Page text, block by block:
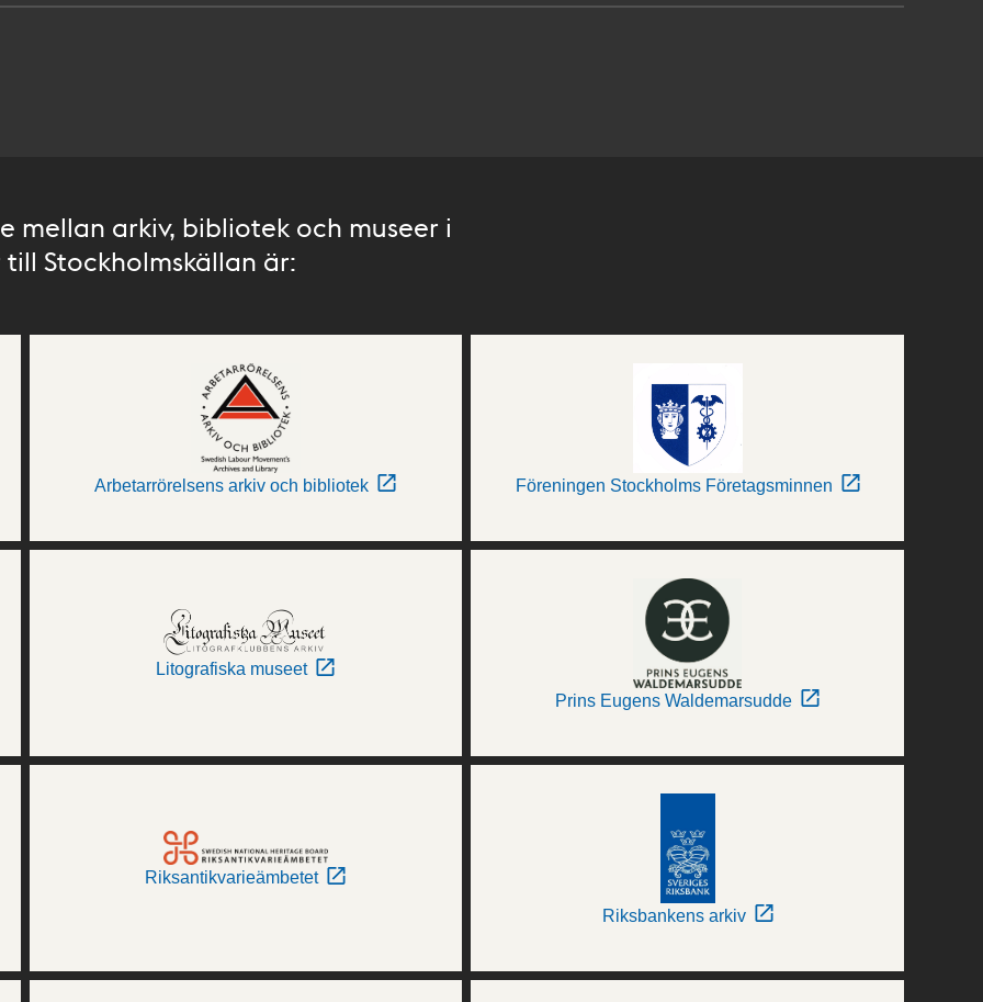
mellan arkiv, bibliotek och museer i
Stockholmskällan är:
Arbetarrörelsens arkiv och bibliotek Föreningen Stockholms Företagsminnen
Litografiska museet
Prins Eugens Waldemarsudde
Riksantikvarieämbetet
Riksbankens arkiv